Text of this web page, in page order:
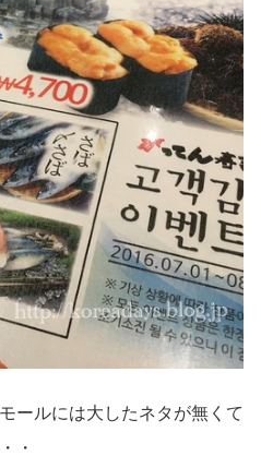
ールには大したネタが無くて
・